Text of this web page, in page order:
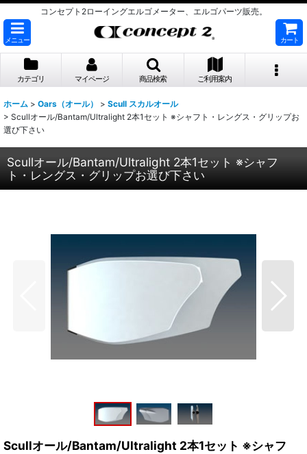
コンセプト2ローイングエルゴメーター、エルゴパーツ販売。
メニュー カート
カテゴリ マイページ 商品検索 ご利用案内
ホーム > Oars（オール） > Scull スカルオール
> Scullオール/Bantam/Ultralight 2本1セット ※シャフト・レングス・グリップお
選び下さい
Scullオール/Bantam/Ultralight 2本1セット ※シャフ
ト・レングス・グリップお選び下さい
Scullオール/Bantam/Ultralight 2本1セット ※シャフ